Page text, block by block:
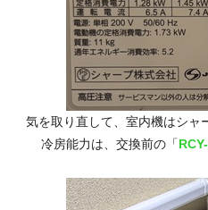
気を取り直して、室内機はシャ
冷房能力は、交換前の「